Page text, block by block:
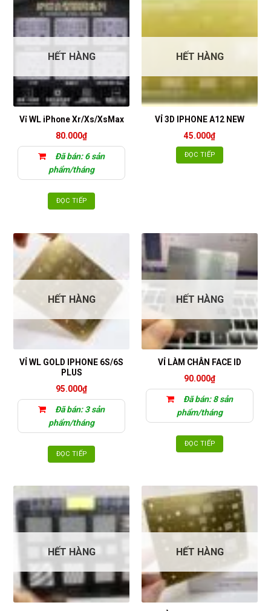
HẾT HÀNG
Vỉ WL iPhone Xr/Xs/XsMax
80.000₫
Đã bán: 6 sản
phẩm/tháng
ĐỌC TIẾP
HẾT HÀNG
VỈ 3D IPHONE A12 NEW
45.000₫
ĐỌC TIẾP
HẾT HÀNG
VỈ WL GOLD IPHONE 6S/6S
PLUS
95.000₫
Đã bán: 3 sản
phẩm/tháng
ĐỌC TIẾP
HẾT HÀNG
VỈ LÀM CHÂN FACE ID
90.000₫
Đã bán: 8 sản
phẩm/tháng
ĐỌC TIẾP
HẾT HÀNG HẾT HÀNG